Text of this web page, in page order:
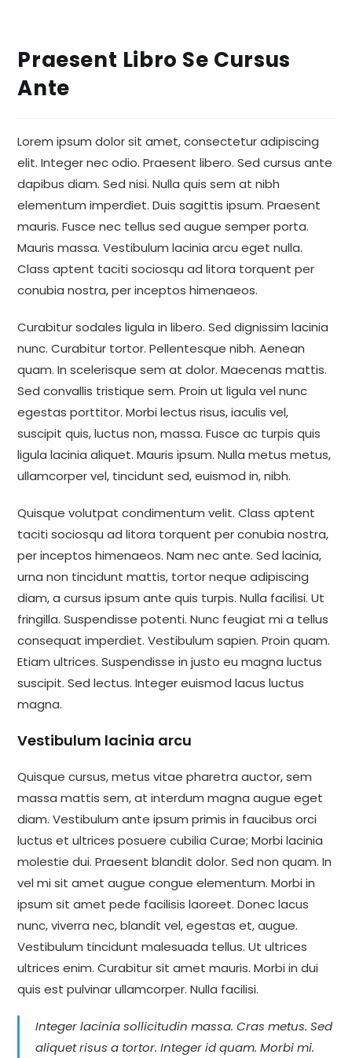
Praesent Libro Se Cursus
Ante
Lorem ipsum dolor sit amet, consectetur adipiscing
elit. Integer nec odio. Praesent libero. Sed cursus ante
dapibus diam. Sed nisi. Nulla quis sem at nibh
elementum imperdiet. Duis sagittis ipsum. Praesent
mauris. Fusce nec tellus sed augue semper porta.
Mauris massa. Vestibulum lacinia arcu eget nulla.
Class aptent taciti sociosqu ad litora torquent per
conubia nostra, per inceptos himenaeos.
Curabitur sodales ligula in libero. Sed dignissim lacinia
nunc. Curabitur tortor. Pellentesque nibh. Aenean
quam. In scelerisque sem at dolor. Maecenas mattis.
Sed convallis tristique sem. Proin ut ligula vel nunc
egestas porttitor. Morbi lectus risus, iaculis vel,
suscipit quis, luctus non, massa. Fusce ac turpis quis
ligula lacinia aliquet. Mauris ipsum. Nulla metus metus,
ullamcorper vel, tincidunt sed, euismod in, nibh.
Quisque volutpat condimentum velit. Class aptent
taciti sociosqu ad litora torquent per conubia nostra,
per inceptos himenaeos. Nam nec ante. Sed lacinia,
urna non tincidunt mattis, tortor neque adipiscing
diam, a cursus ipsum ante quis turpis. Nulla facilisi. Ut
fringilla. Suspendisse potenti. Nunc feugiat mi a tellus
consequat imperdiet. Vestibulum sapien. Proin quam.
Etiam ultrices. Suspendisse in justo eu magna luctus
suscipit. Sed lectus. Integer euismod lacus luctus
magna.
Vestibulum lacinia arcu
Quisque cursus, metus vitae pharetra auctor, sem
massa mattis sem, at interdum magna augue eget
diam. Vestibulum ante ipsum primis in faucibus orci
luctus et ultrices posuere cubilia Curae; Morbi lacinia
molestie dui. Praesent blandit dolor. Sed non quam. In
vel mi sit amet augue congue elementum. Morbi in
ipsum sit amet pede facilisis laoreet. Donec lacus
nunc, viverra nec, blandit vel, egestas et, augue.
Vestibulum tincidunt malesuada tellus. Ut ultrices
ultrices enim. Curabitur sit amet mauris. Morbi in dui
quis est pulvinar ullamcorper. Nulla facilisi.
Integer lacinia sollicitudin massa. Cras metus. Sed
aliquet risus a tortor. Integer id quam. Morbi mi.